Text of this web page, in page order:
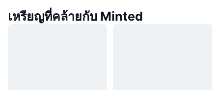
เหรียญที่คล้ายกับ Minted